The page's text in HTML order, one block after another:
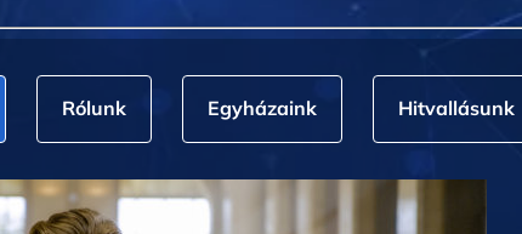
Rólunk Egyházaink Hitvallásunk